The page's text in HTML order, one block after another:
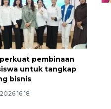
pembinaan
untuk tangkap
bisnis
16:18